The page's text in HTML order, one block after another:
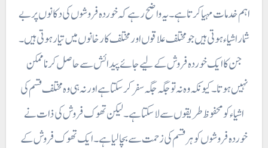
اہم خدمات مہیا کرتا ہے۔ یہ واضح رہے کہ خوردہ فروشوں کی دکانوں پر بے
شمار اشیاء ہوتی ہیں جو مختلف علاقوں اور مختلف کارخانوں میں تیار ہوتی ہیں۔
جن کا ایک خوردہ فروش کے لیے جائے پیدائش سے حاصل کرنا ممکن
نہیں ہوتا ۔ کیونکہ وہ نہ تو جگہ جگہ سفر کرسکتا ہے اور نہ ہی وہ مختلف قسم کی
اشیاء کو محفوظ طریقوں سے لا سکتا ہے۔ لیکن تھوک فروش کی ذات نے
خوردہ فروشوں کو ہر قسم کی زحمت سے بچا لیا ہے۔ ایک تھوک فروش کے